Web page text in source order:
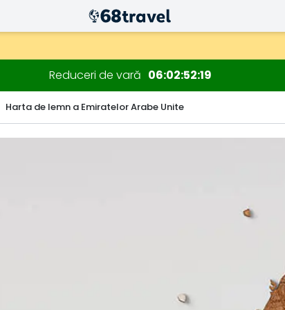
Reduceri de vară 06 02 52 17
Harta de lemn a Emiratelor Arabe Unite